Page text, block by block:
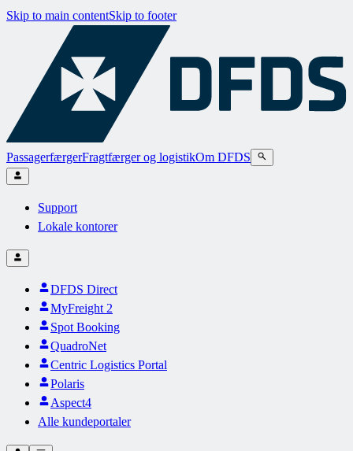
Skip to main contentSkip to footer
PassagerfærgerFragtfærger og logistikOm DFDS
Support
Lokale kontorer
DFDS Direct
MyFreight 2
Spot Booking
QuadroNet
Centric Logistics Portal
Polaris
Aspect4
Alle kundeportaler